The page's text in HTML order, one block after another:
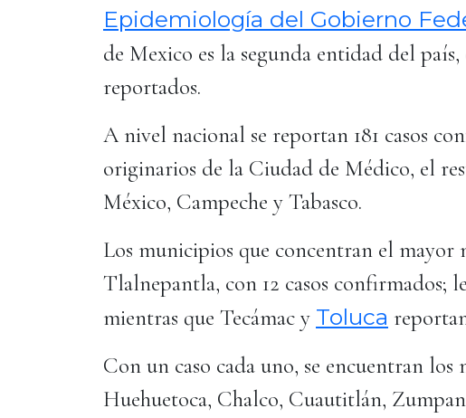
Epidemiología del Gobierno
de Mexico es la segunda entidad del
reportados.
A nivel nacional se reportan 181 casos
originarios de la Ciudad de Médico, el
México, Campeche y Tabasco.
Los municipios que concentran el mayor
Tlalnepantla, con 12 casos confirmados;
mientras que Tecámac y Toluca
Con un caso cada uno, se encuentran
Huehuetoca, Chalco, Cuautitlán,